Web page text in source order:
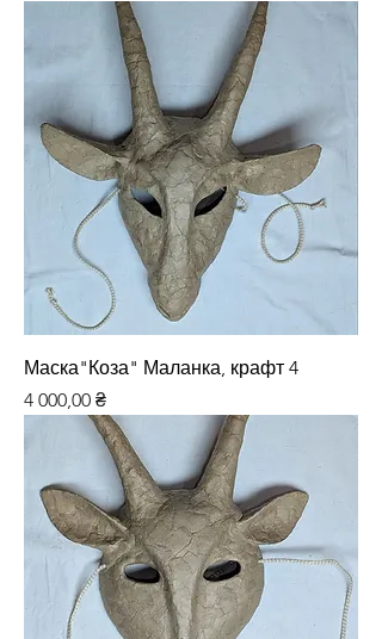
Маска"Коза" Маланка, крафт 4
Ціна
4 000,00 ₴